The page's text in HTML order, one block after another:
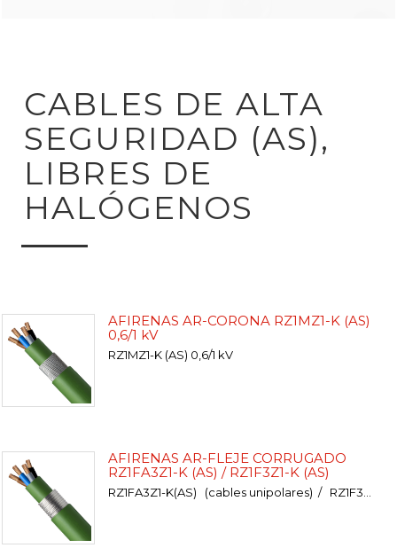
CABLES DE ALTA
SEGURIDAD (AS),
LIBRES DE
HALÓGENOS
AFIRENAS AR-CORONA RZ1MZ1-K (AS)
0,6/1 kV
RZ1MZ1-K (AS) 0,6/1 kV
AFIRENAS AR-FLEJE CORRUGADO
RZ1FA3Z1-K (AS) / RZ1F3Z1-K (AS)